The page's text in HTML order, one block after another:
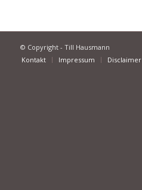
© Copyright - Till Hausmann
Kontakt
Impressum Disclaimer